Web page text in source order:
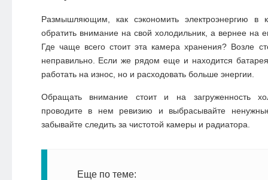
Размышляющим, как сэкономить электроэнергию в
обратить внимание на свой холодильник, а вернее на
Где чаще всего стоит эта камера хранения? Возле
неправильно. Если же рядом еще и находится
работать на износ, но и расходовать больше энергии.
Обращать внимание стоит и на загруженность
проводите в нем ревизию и выбрасывайте
забывайте следить за чистотой камеры и радиатора.
Еще по теме: